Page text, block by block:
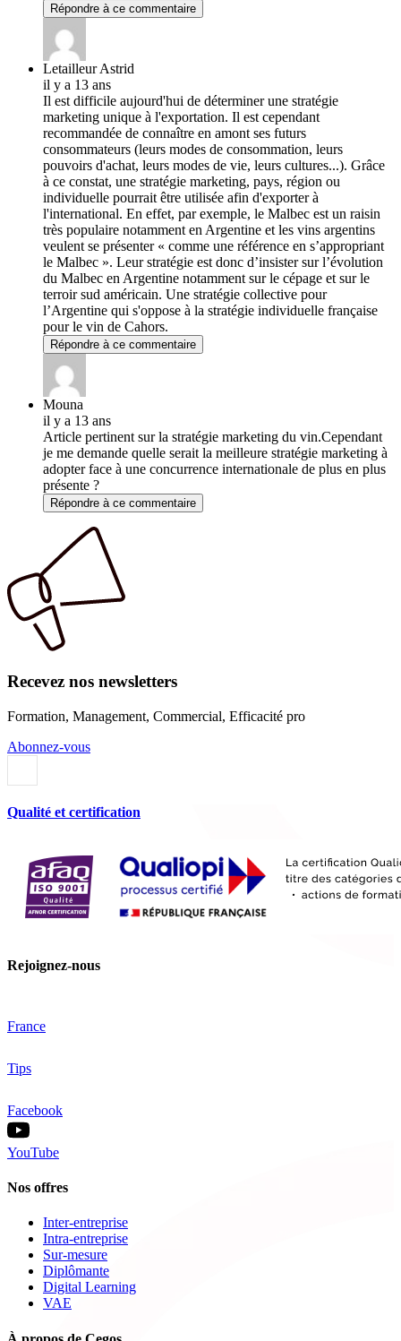
Répondre à ce commentaire
Letailleur Astrid
il y a 13 ans
Il est difficile aujourd'hui de déterminer une stratégie
marketing unique à l'exportation. Il est cependant
recommandée de connaître en amont ses futurs
consommateurs (leurs modes de consommation, leurs
pouvoirs d'achat, leurs modes de vie, leurs cultures...). Grâce
à ce constat, une stratégie marketing, pays, région ou
individuelle pourrait être utilisée afin d'exporter à
l'international. En effet, par exemple, le Malbec est un raisin
très populaire notamment en Argentine et les vins argentins
veulent se présenter « comme une référence en s’appropriant
le Malbec ». Leur stratégie est donc d’insister sur l’évolution
du Malbec en Argentine notamment sur le cépage et sur le
terroir sud américain. Une stratégie collective pour
l’Argentine qui s'oppose à la stratégie individuelle française
pour le vin de Cahors.
Répondre à ce commentaire
Mouna
il y a 13 ans
Article pertinent sur la stratégie marketing du vin.Cependant
je me demande quelle serait la meilleure stratégie marketing à
adopter face à une concurrence internationale de plus en plus
présente ?
Répondre à ce commentaire
Recevez nos newsletters
Formation, Management, Commercial, Efficacité pro
Abonnez-vous
Qualité et certification
Rejoignez-nous
France
Tips
Facebook
YouTube
Nos offres
Inter-entreprise
Intra-entreprise
Sur-mesure
Diplômante
Digital Learning
VAE